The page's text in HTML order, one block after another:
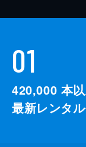
01
420,000 本
最新レンタ